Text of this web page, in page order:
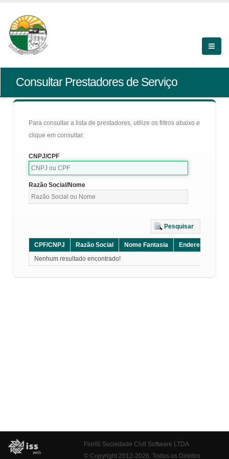
Consultar Prestadores de Serviço
Para consultar a lista de prestadores, utilize os filtros abaixo e
clique em consultar.
CNPJ/CPF
Razão Social/Nome
Pesquisar
CPF/CNPJ Razão Social Nome Fantasia Endereço
Nenhum resultado encontrado!
Fiorilli Sociedade Civil Software LTDA
© Copyright 2012-2026. Todos os Direitos